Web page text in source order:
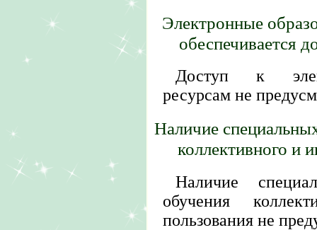
Электронные
обеспечивается
Доступ к
ресурсам не
Наличие
коллективного и
Наличие
обучения
пользования не